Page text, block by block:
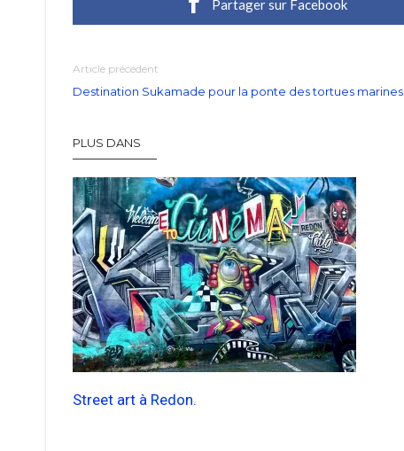
Partager sur Facebook
Article précédent
Destination Sukamade pour la ponte des tortues marines
PLUS DANS
Street art à Redon.